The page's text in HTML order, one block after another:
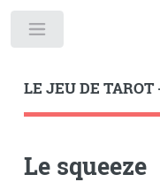
LE JEU DE TAROT
Le squeeze